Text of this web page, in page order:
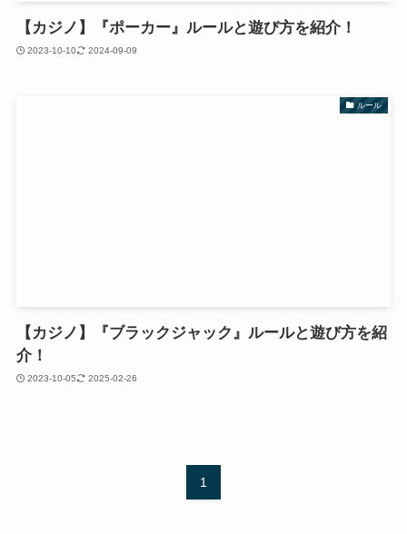
【カジノ】『ポーカー』ルールと遊び方を紹介！
2023-10-10 2024-09-09
ルール
【カジノ】『ブラックジャック』ルールと遊び方を紹
介！
2023-10-05 2025-02-26
1